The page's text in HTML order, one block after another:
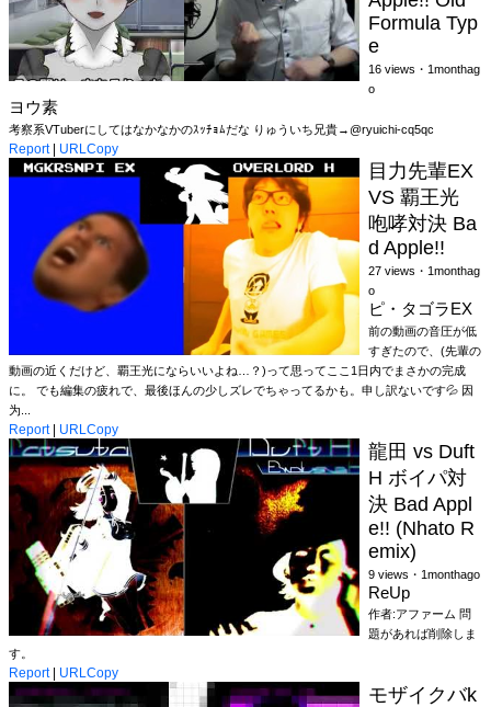
Formula Typ
e
16 views・1monthag
o
ヨウ素
考察系VTuberにしてはなかなかのｽｯﾁｮﾑだな りゅういち兄貴→@ryuichi-cq5qc
Report| URLCopy
目力先輩EX
VS 覇王光
咆哮対決 Ba
d Apple!!
27 views・1monthag
o
ピ・タゴラEX
前の動画の音圧が低
すぎたので、(先輩の
動画の近くだけど、覇王光にならいいよね…？)って思ってここ1日内でまさかの完成
に。 でも編集の疲れで、最後ほんの少しズレでちゃってるかも。申し訳ないです💦 因
为...
Report| URLCopy
龍田 vs Duft
H ボイパ対
決 Bad Appl
e!! (Nhato R
emix)
9 views・1monthago
ReUp
作者:アファーム 問
題があれば削除しま
す。
Report| URLCopy
モザイクバk